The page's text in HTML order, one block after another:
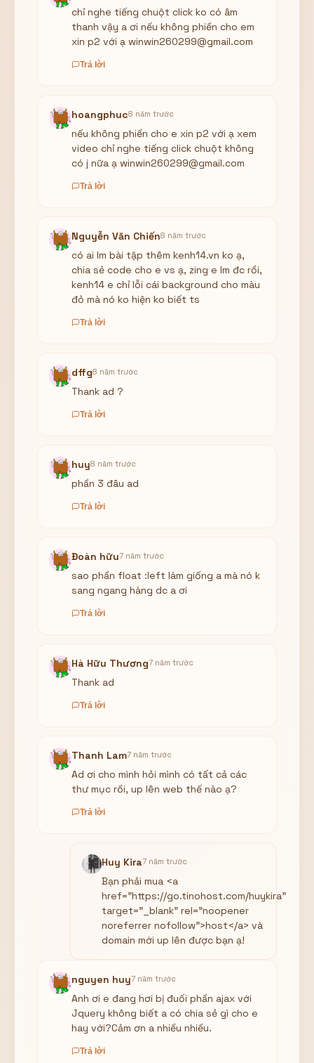
chỉ nghe tiếng chuột click ko có âm
thanh vậy a ơi nếu không phiền cho em
xin p2 với ạ winwin260299@gmail.com
Trả lời
hoangphuc8 năm trước
nếu không phiền cho e xin p2 với ạ xem
video chỉ nghe tiếng click chuột không
có j nữa ạ winwin260299@gmail.com
Trả lời
Nguyễn Văn Chiến8 năm trước
có ai lm bài tập thêm kenh14.vn ko ạ,
chia sẻ code cho e vs ạ, zing e lm đc rồi,
kenh14 e chỉ lỗi cái background cho màu
đỏ mà nó ko hiện ko biết ts
Trả lời
dffg8 năm trước
Thank ad ?
Trả lời
huy8 năm trước
phần 3 đâu ad
Trả lời
Đoàn hữu7 năm trước
sao phần float :left làm giống a mà nó k
sang ngang hàng dc a ơi
Trả lời
Hà Hữu Thương7 năm trước
Thank ad
Trả lời
Thanh Lam7 năm trước
Ad ơi cho mình hỏi mình có tất cả các
thư mục rồi, up lên web thế nào ạ?
Trả lời
Huy Kira7 năm trước
Bạn phải mua <a
href="https://go.tinohost.com/huykira"
target="_blank" rel="noopener
noreferrer nofollow">host</a> và
domain mới up lên được bạn ạ!
nguyen huy7 năm trước
Anh ơi e đang hơi bị đuối phần ajax với
Jquery không biết a có chia sẻ gì cho e
hay với?Cảm ơn a nhiều nhiều.
Trả lời